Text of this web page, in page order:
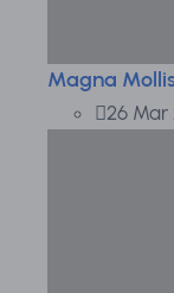
Magna
26 Mar